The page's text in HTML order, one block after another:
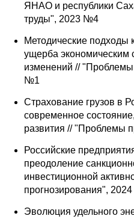
ЯНАО и республики
труды", 2023 №4
Методические подходы
ущерба экономическим
изменений //
№1
Страхование грузов в
современное
развития // "Проблемы
Российские
преодоление
инвестиционной
прогнозирования",
Эволюция удельного